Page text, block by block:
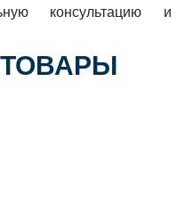
консультацию и